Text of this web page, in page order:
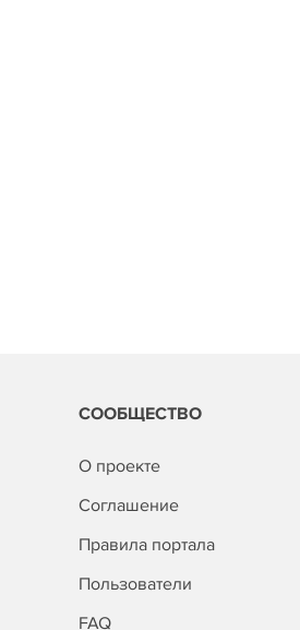
СООБЩЕСТВО
О проекте
Соглашение
Правила портала
Пользователи
FAQ